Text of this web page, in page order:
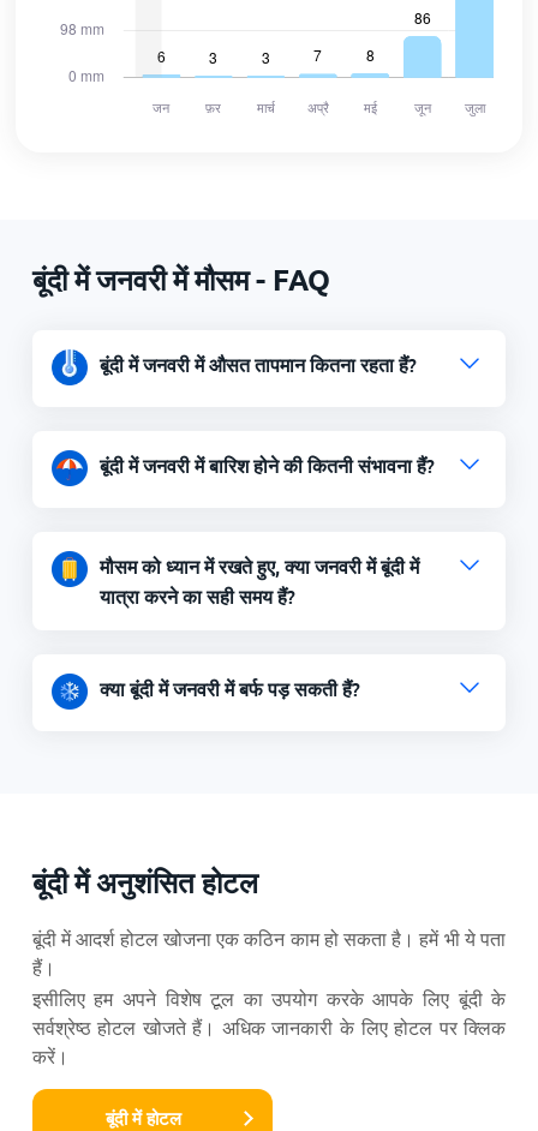
बूंदी में जनवरी में मौसम - FAQ
बूंदी में जनवरी में औसत तापमान कितना रहता हैं?
बूंदी में जनवरी में बारिश होने की कितनी संभावना हैं?
मौसम को ध्यान में रखते हुए, क्या जनवरी में बूंदी में
यात्रा करने का सही समय हैं?
क्या बूंदी में जनवरी में बर्फ पड़ सकती हैं?
बूंदी में अनुशंसित होटल
बूंदी में आदर्श होटल खोजना एक कठिन काम हो सकता है। हमें भी ये पता
हैं।
इसीलिए हम अपने विशेष टूल का उपयोग करके आपके लिए बूंदी के
सर्वश्रेष्ठ होटल खोजते हैं। अधिक जानकारी के लिए होटल पर क्लिक
करें।
बूंदी में होटल